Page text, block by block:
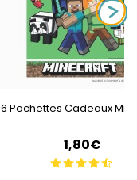
6 Pochettes Cadeaux
1,80€